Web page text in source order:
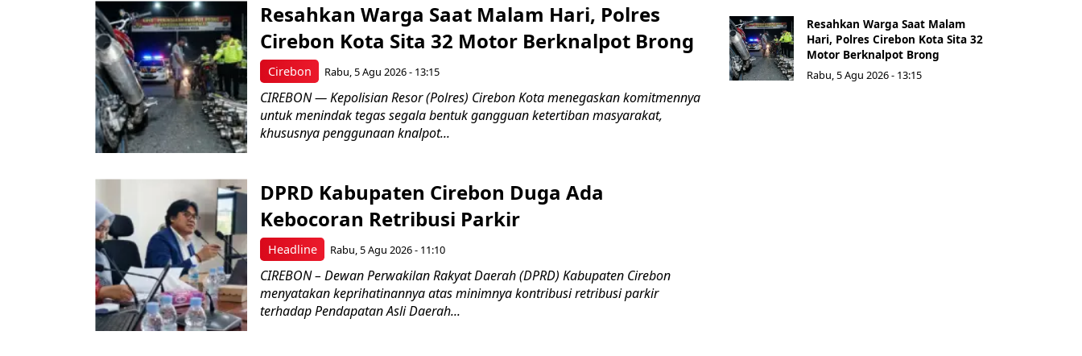
Cirebon
Resahkan Warga Saat Malam Hari, Polres
Cirebon Kota Sita 32 Motor Berknalpot Brong
Rabu, 5 Agu 2026 - 13:15
CIREBON — Kepolisian Resor (Polres) Cirebon Kota menegaskan komitmennya
untuk menindak tegas segala bentuk gangguan ketertiban masyarakat,
khususnya penggunaan knalpot...
Headline
DPRD Kabupaten Cirebon Duga Ada
Kebocoran Retribusi Parkir
Rabu, 5 Agu 2026 - 11:10
CIREBON – Dewan Perwakilan Rakyat Daerah (DPRD) Kabupaten Cirebon
menyatakan keprihatinannya atas minimnya kontribusi retribusi parkir
terhadap Pendapatan Asli Daerah...
Resahkan Warga Saat Malam
Hari, Polres Cirebon Kota Sita 32
Motor Berknalpot Brong
Rabu, 5 Agu 2026 - 13:15